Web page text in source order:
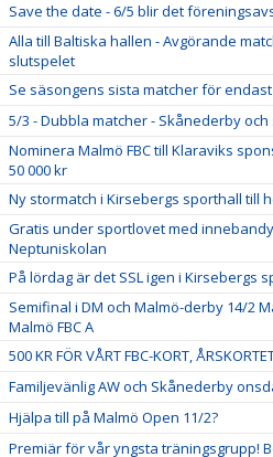
Save the date - 6/5 blir det
Alla till Baltiska hallen - Avgörande
slutspelet
Se säsongens sista matcher för endast
5/3 - Dubbla matcher - Skånederby
Nominera Malmö FBC till Klaraviks
50 000 kr
Ny stormatch i Kirsebergs sporthall till
Gratis under sportlovet med
Neptuniskolan
På lördag är det SSL igen i Kirsebergs
Semifinal i DM och Malmö-derby 14/2
Malmö FBC A
500 KR FÖR VÅRT FBC-KORT,
Familjevänlig AW och Skånederby
Hjälpa till på Malmö Open 11/2?
Premiär för vår yngsta träningsgrupp!